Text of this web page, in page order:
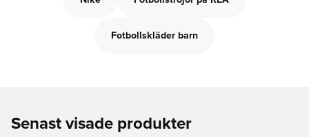
Fotbollskläder barn
Senast visade produkter